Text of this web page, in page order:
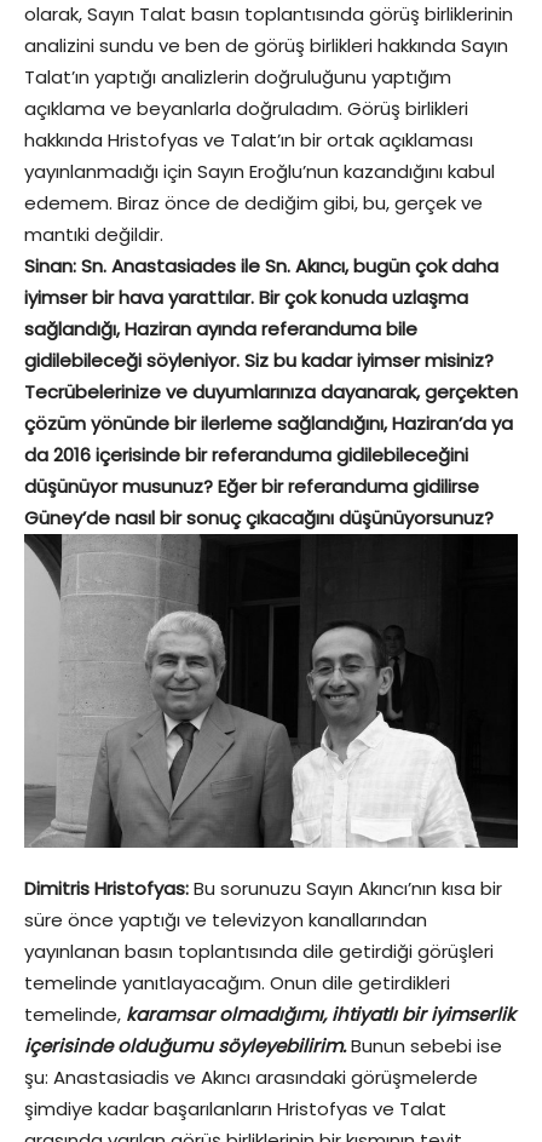
olarak, Sayın Talat basın toplantısında görüş birliklerinin
analizini sundu ve ben de görüş birlikleri hakkında Sayın
Talat’ın yaptığı analizlerin doğruluğunu yaptığım
açıklama ve beyanlarla doğruladım. Görüş birlikleri
hakkında Hristofyas ve Talat’ın bir ortak açıklaması
yayınlanmadığı için Sayın Eroğlu’nun kazandığını kabul
edemem. Biraz önce de dediğim gibi, bu, gerçek ve
mantıki değildir.
Sinan: Sn. Anastasiades ile Sn. Akıncı, bugün çok daha
iyimser bir hava yarattılar. Bir çok konuda uzlaşma
sağlandığı, Haziran ayında referanduma bile
gidilebileceği söyleniyor. Siz bu kadar iyimser misiniz?
Tecrübelerinize ve duyumlarınıza dayanarak, gerçekten
çözüm yönünde bir ilerleme sağlandığını, Haziran’da ya
da 2016 içerisinde bir referanduma gidilebileceğini
düşünüyor musunuz? Eğer bir referanduma gidilirse
Güney’de nasıl bir sonuç çıkacağını düşünüyorsunuz?
Dimitris Hristofyas:Bu sorunuzu Sayın Akıncı’nın kısa bir
süre önce yaptığı ve televizyon kanallarından
yayınlanan basın toplantısında dile getirdiği görüşleri
temelinde yanıtlayacağım. Onun dile getirdikleri
temelinde, karamsar olmadığımı, ihtiyatlı bir iyimserlik
içerisinde olduğumu söyleyebilirim.Bunun sebebi ise
şu: Anastasiadis ve Akıncı arasındaki görüşmelerde
şimdiye kadar başarılanların Hristofyas ve Talat